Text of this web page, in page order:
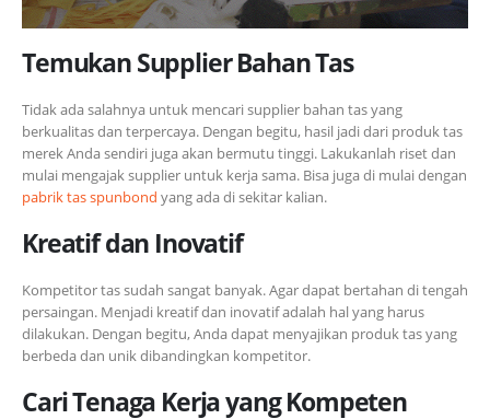
Temukan Supplier Bahan Tas
Tidak ada salahnya untuk mencari supplier bahan tas yang
berkualitas dan terpercaya. Dengan begitu, hasil jadi dari produk tas
merek Anda sendiri juga akan bermutu tinggi. Lakukanlah riset dan
mulai mengajak supplier untuk kerja sama. Bisa juga di mulai dengan
pabrik tas spunbond yang ada di sekitar kalian.
Kreatif dan Inovatif
Kompetitor tas sudah sangat banyak. Agar dapat bertahan di tengah
persaingan. Menjadi kreatif dan inovatif adalah hal yang harus
dilakukan. Dengan begitu, Anda dapat menyajikan produk tas yang
berbeda dan unik dibandingkan kompetitor.
Cari Tenaga Kerja yang Kompeten